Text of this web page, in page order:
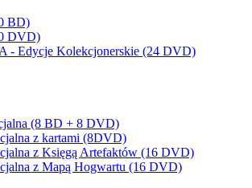
BD)
DVD)
- Edycje Kolekcjonerskie (24 DVD)
(8 BD + 8 DVD)
z kartami (8DVD)
z Księgą Artefaktów (16 DVD)
z Mapą Hogwartu (16 DVD)